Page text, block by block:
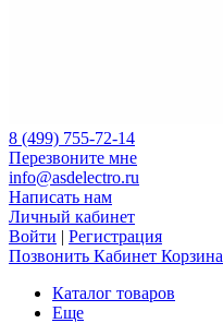
8 (499) 755-72-14
Перезвоните мне
info@asdelectro.ru
Написать нам
Личный кабинет
Войти | Регистрация
Позвонить Кабинет Корзина
Каталог товаров
Еще